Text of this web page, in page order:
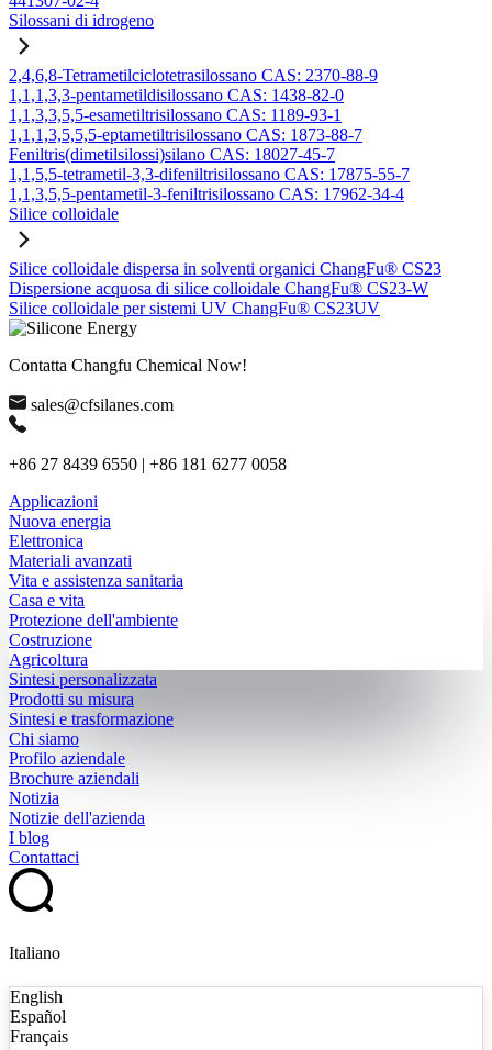
Silossani di idrogeno
2,4,6,8-Tetrametilciclotetrasilossano CAS: 2370-88-9
1,1,1,3,3-pentametildisilossano CAS: 1438-82-0
1,1,3,3,5,5-esametiltrisilossano CAS: 1189-93-1
1,1,1,3,5,5,5-eptametiltrisilossano CAS: 1873-88-7
Feniltris(dimetilsilossi)silano CAS: 18027-45-7
1,1,5,5-tetrametil-3,3-difeniltrisilossano CAS: 17875-55-7
1,1,3,5,5-pentametil-3-feniltrisilossano CAS: 17962-34-4
Silice colloidale
Silice colloidale dispersa in solventi organici ChangFu® CS23
Dispersione acquosa di silice colloidale ChangFu® CS23-W
Silice colloidale per sistemi UV ChangFu® CS23UV
Contatta Changfu Chemical Now!
sales@cfsilanes.com
+86 27 8439 6550 | +86 181 6277 0058
Applicazioni
Nuova energia
Elettronica
Materiali avanzati
Vita e assistenza sanitaria
Casa e vita
Protezione dell'ambiente
Costruzione
Agricoltura
Sintesi personalizzata
Prodotti su misura
Sintesi e trasformazione
Chi siamo
Profilo aziendale
Brochure aziendali
Notizia
Notizie dell'azienda
I blog
Contattaci
Italiano
English
Español
Français